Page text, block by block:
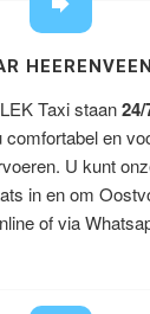
HEERENVEEN
Taxi staan
comfortabel en
U kunt
in en om
of via